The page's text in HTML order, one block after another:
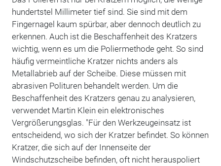
hundertstel Millimeter tief sind. Sie sind mit dem
Fingernagel kaum spürbar, aber dennoch deutlich zu
erkennen. Auch ist die Beschaffenheit des Kratzers
wichtig, wenn es um die Poliermethode geht. So sind
häufig vermeintliche Kratzer nichts anders als
Metallabrieb auf der Scheibe. Diese müssen mit
abrasiven Polituren behandelt werden. Um die
Beschaffenheit des Kratzers genau zu analysieren,
verwendet Martin Klein ein elektronisches
Vergrößerungsglas. "Für den Werkzeugeinsatz ist
entscheidend, wo sich der Kratzer befindet. So können
Kratzer, die sich auf der Innenseite der
Windschutzscheibe befinden, oft nicht herauspoliert